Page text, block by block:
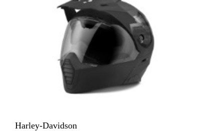
Harley-Davidson